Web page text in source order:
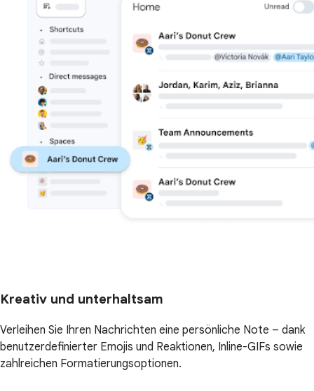
Kreativ und unterhaltsam
Verleihen Sie Ihren Nachrichten eine persönliche Note – dank
benutzerdefinierter Emojis und Reaktionen, Inline-GIFs sowie
zahlreichen Formatierungsoptionen.